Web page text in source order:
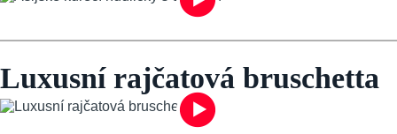
Luxusní rajčatová bruschetta